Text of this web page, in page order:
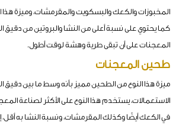
المخبوزات والكعك والبسكويت والمقرمشات، وميزة هذا
كما يحتوي على نسبة أعلى من النشا والبروتين من دقيق
المعجنات على أن تبقى طرية وهشة لوقت أطول.
طحين المعجنات
ميزة هذا النوع من الطحين مميز بأنه وسط ما بين دقيق
الاستعمالات، يستخدم هذا النوع على الأكثر لصناعة
في الكعك أيضًا وكذلك المقرمشات، ونسبة النشا به أقل،